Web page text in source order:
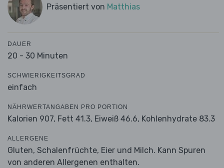
Präsentiert von Matthias
DAUER
20 - 30 Minuten
SCHWIERIGKEITSGRAD
einfach
NÄHRWERTANGABEN PRO PORTION
Kalorien 907, Fett 41.3, Eiweiß 46.6, Kohlenhydrate 83.3
ALLERGENE
Gluten, Schalenfrüchte, Eier und Milch. Kann Spuren
von anderen Allergenen enthalten.